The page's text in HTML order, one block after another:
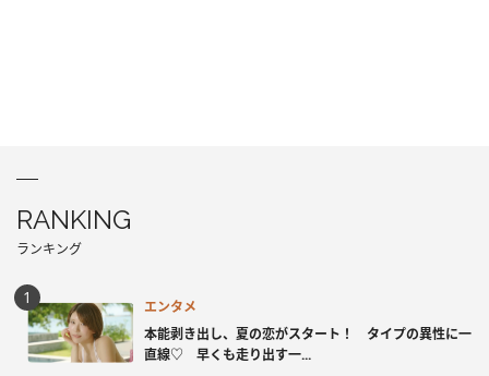
RANKING
ランキング
エンタメ
本能剥き出し、夏の恋がスタート！ タイプの異性に一
直線♡ 早くも走り出す一...